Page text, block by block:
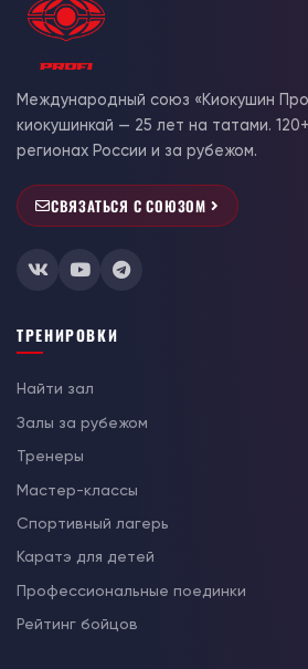
Международный союз «Киокушин
киокушинкай — 25 лет на татами.
регионах России и за рубежом.
СВЯЗАТЬСЯ С СОЮЗОМ
ТРЕНИРОВКИ
Найти зал
Залы за рубежом
Тренеры
Мастер-классы
Спортивный лагерь
Каратэ для детей
Профессиональные поединки
Рейтинг бойцов